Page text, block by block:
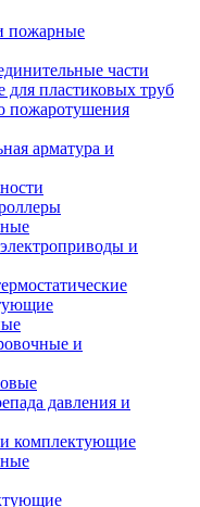
пожарные
части
пластиковых труб
пожаротушения
арматура и
и
и
давления и
и комплектующие